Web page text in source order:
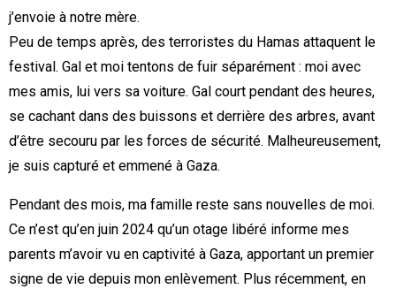
j’envoie à notre mère.
Peu de temps après, des terroristes du Hamas attaquent le
festival. Gal et moi tentons de fuir séparément : moi avec
mes amis, lui vers sa voiture. Gal court pendant des heures,
se cachant dans des buissons et derrière des arbres, avant
d’être secouru par les forces de sécurité. Malheureusement,
je suis capturé et emmené à Gaza.
Pendant des mois, ma famille reste sans nouvelles de moi.
Ce n’est qu’en juin 2024 qu’un otage libéré informe mes
parents m’avoir vu en captivité à Gaza, apportant un premier
signe de vie depuis mon enlèvement. Plus récemment, en